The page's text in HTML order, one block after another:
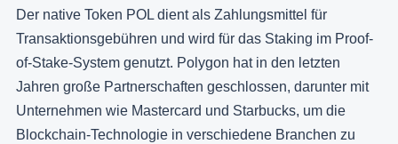
Der native Token POL dient als Zahlungsmittel für
Transaktionsgebühren und wird für das Staking im Proof-
of-Stake-System genutzt. Polygon hat in den letzten
Jahren große Partnerschaften geschlossen, darunter mit
Unternehmen wie Mastercard und Starbucks, um die
Blockchain-Technologie in verschiedene Branchen zu